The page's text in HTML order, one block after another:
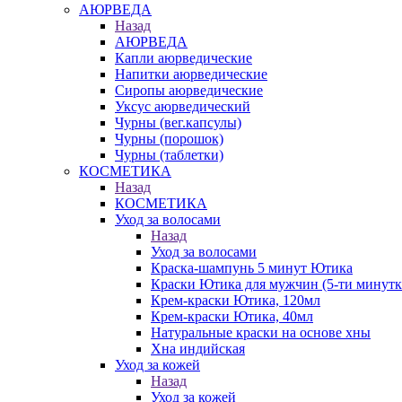
АЮРВЕДА
Назад
АЮРВЕДА
Капли аюрведические
Напитки аюрведические
Сиропы аюрведические
Уксус аюрведический
Чурны (вег.капсулы)
Чурны (порошок)
Чурны (таблетки)
КОСМЕТИКА
Назад
КОСМЕТИКА
Уход за волосами
Назад
Уход за волосами
Краска-шампунь 5 минут Ютика
Краски Ютика для мужчин (5-ти
Крем-краски Ютика, 120мл
Крем-краски Ютика, 40мл
Натуральные краски на основе хны
Хна индийская
Уход за кожей
Назад
Уход за кожей